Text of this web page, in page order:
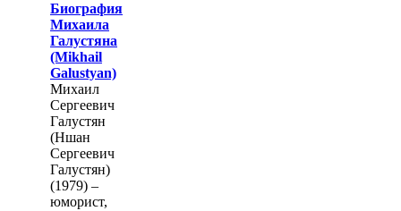
Биография
Михаила
Галустяна
(Mikhail
Galustyan)
Михаил
Сергеевич
Галустян
(Ншан
Сергеевич
Галустян)
(1979) –
юморист,